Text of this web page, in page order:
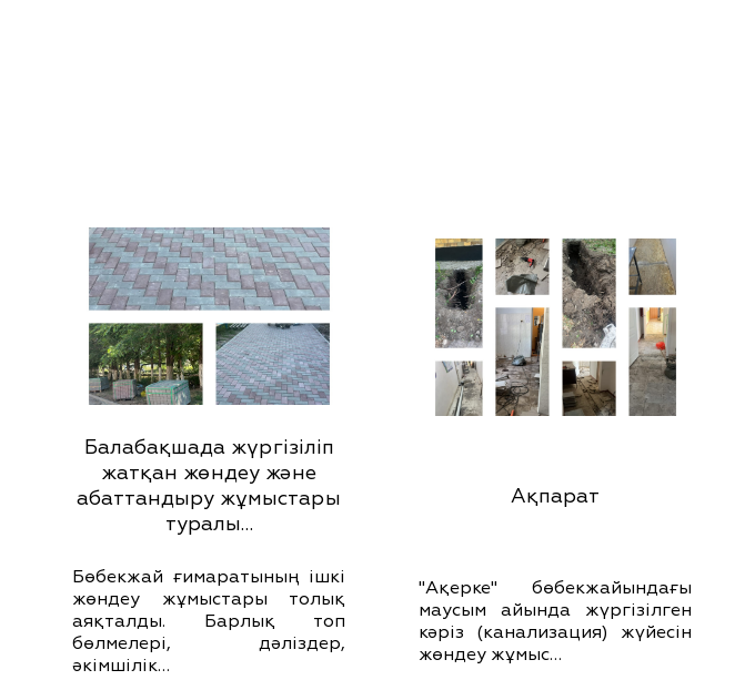
Балабақшада жүргізіліп
жатқан жөндеу және
абаттандыру жұмыстары
туралы…
Бөбекжай ғимаратының ішкі
жөндеу жұмыстары толық
аяқталды. Барлық топ
бөлмелері, дәліздер,
әкімшілік…
Ақпарат
"Ақерке" бөбекжайындағы
маусым айында жүргізілген
кәріз (канализация) жүйесін
жөндеу жұмыс…